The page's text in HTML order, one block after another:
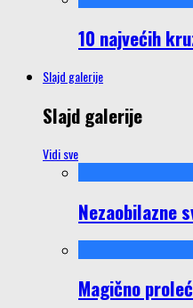
10 najvećih
Slajd galerije
Slajd galerije
Vidi sve
Nezaobilazne
Magično